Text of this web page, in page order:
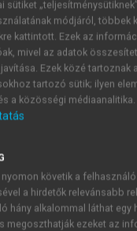
sütiket
módjáról, többek
kattintott. Ezek az
mivel az adatok
Ezek közé
tartozó sütik; ilyen
a közösségi médiaanalitika.
nyomon követik a
a hirdetők relevánsabb
hány alkalommal láthat egy
megoszthatják ezeket az